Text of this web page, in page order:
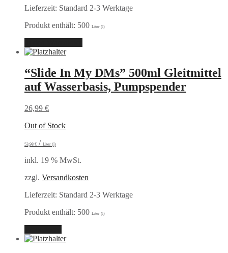
Lieferzeit: Standard 2-3 Werktage
Produkt enthält: 500 Liter (l)
“Slide In My DMs” 500ml Gleitmittel
auf Wasserbasis, Pumpspender
26,99 €
Out of Stock
53,98 € / Liter (l)
inkl. 19 % MwSt.
zzgl. Versandkosten
Lieferzeit: Standard 2-3 Werktage
Produkt enthält: 500 Liter (l)